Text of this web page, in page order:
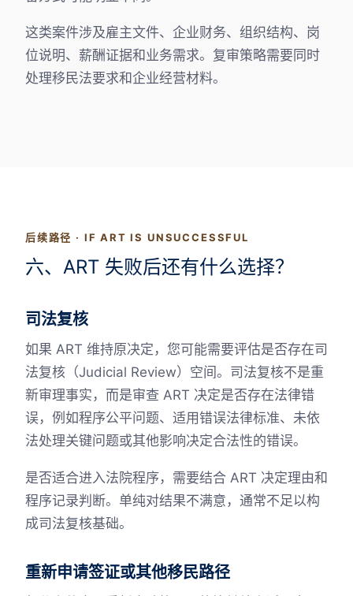
这类案件涉及雇主文件、企业财务、组织结构、岗
位说明、薪酬证据和业务需求。复审策略需要同时
处理移民法要求和企业经营材料。
后续路径 · IF ART IS UNSUCCESSFUL
六、ART 失败后还有什么选择？
司法复核
如果 ART 维持原决定，您可能需要评估是否存在司
法复核（Judicial Review）空间。司法复核不是重
新审理事实，而是审查 ART 决定是否存在法律错
误，例如程序公平问题、适用错误法律标准、未依
法处理关键问题或其他影响决定合法性的错误。
是否适合进入法院程序，需要结合 ART 决定理由和
程序记录判断。单纯对结果不满意，通常不足以构
成司法复核基础。
重新申请签证或其他移民路径